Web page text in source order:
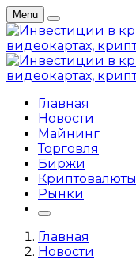
Menu
Главная
Новости
Майнинг
Торговля
Биржи
Криптовалюты
Рынки
Главная
Новости